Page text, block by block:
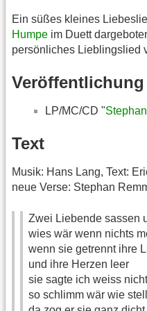
Ein süßes kleines
Humpe im Duett
persönliches Lieblingslied
Veröffentlichung
LP/MC/CD "
Text
Musik: Hans Lang, Text:
neue Verse: Stephan
Zwei Liebende sassen
wies wär wenn nichts
wenn sie getrennt ihre
und ihre Herzen leer
sie sagte ich weiss
so schlimm wär wie